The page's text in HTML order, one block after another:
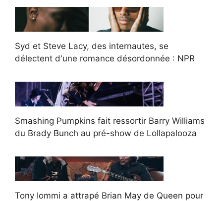
Syd et Steve Lacy, des internautes, se
délectent d'une romance désordonnée : NPR
Smashing Pumpkins fait ressortir Barry Williams
du Brady Bunch au pré-show de Lollapalooza
Tony Iommi a attrapé Brian May de Queen pour